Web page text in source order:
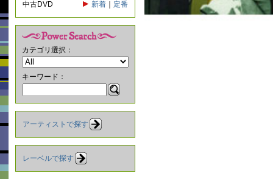
中古DVD
新着 定番
カテゴリ選択：
キーワード：
アーティストで探す
レーベルで探す